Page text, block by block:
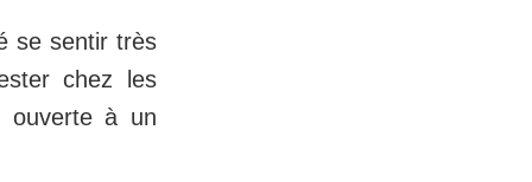
se sentir très
chez les
ouverte à un